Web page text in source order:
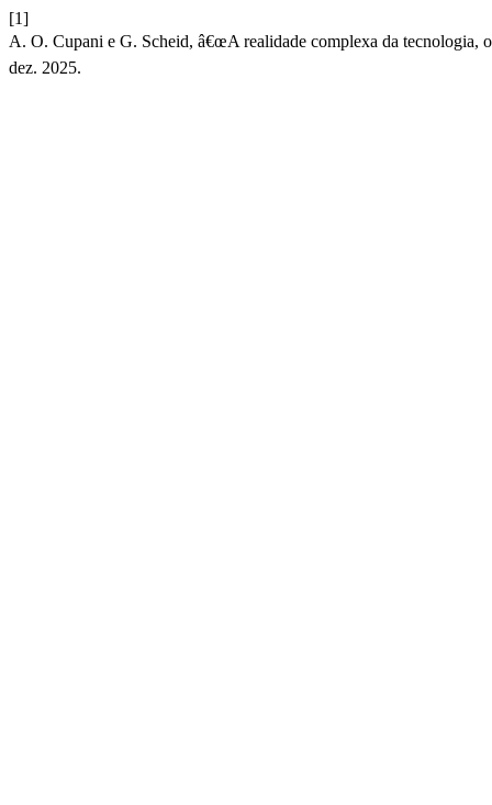
[1]
A. O. Cupani e G. Scheid, â€œA realidade complexa da tecnologia,
dez. 2025.